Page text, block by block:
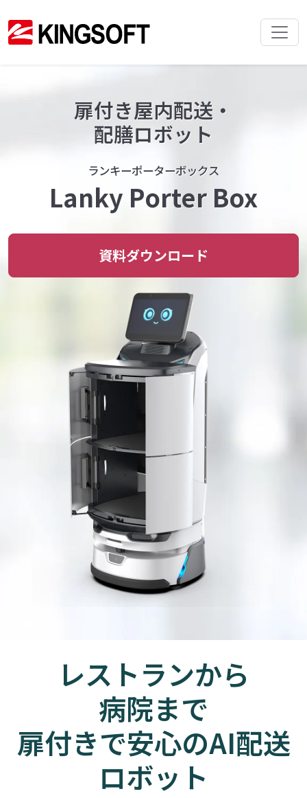
扉付き屋内配送・
配膳ロボット
Lanky Porter Box
ランキーポーターボックス
資料ダウンロード
レストランから
病院まで
扉付きで安心のAI配送
ロボット